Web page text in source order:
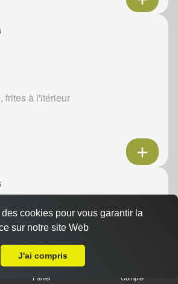
frites à l'itérieur
frites à l'itérieur
Panier Compte
cookies pour vous garantir la
sur notre site Web
J'ai compris